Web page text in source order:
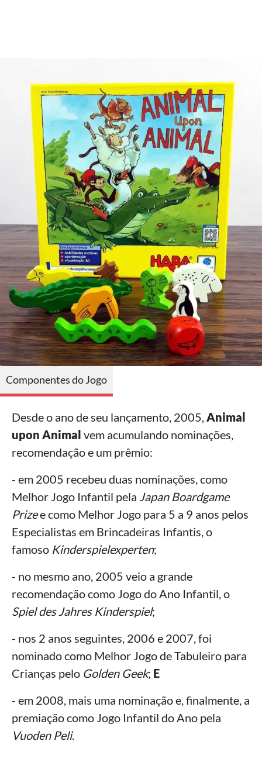
Componentes do Jogo
Desde o ano de seu lançamento, 2005,Animal
upon Animal vem acumulando nominações,
recomendação e um prêmio:
- em 2005 recebeu duas nominações, como
Melhor Jogo Infantil pela Japan Boardgame
Prizee como Melhor Jogo para 5 a 9 anos pelos
Especialistas em Brincadeiras Infantis, o
famoso Kinderspielexperten;
- no mesmo ano, 2005 veio a grande
recomendação como Jogo do Ano Infantil, o
Spiel des Jahres Kinderspiel;
- nos 2 anos seguintes, 2006 e 2007, foi
nominado como Melhor Jogo de Tabuleiro para
Crianças pelo Golden Geek; E
- em 2008, mais uma nominação e, finalmente, a
premiação como Jogo Infantil do Ano pela
Vuoden Peli.